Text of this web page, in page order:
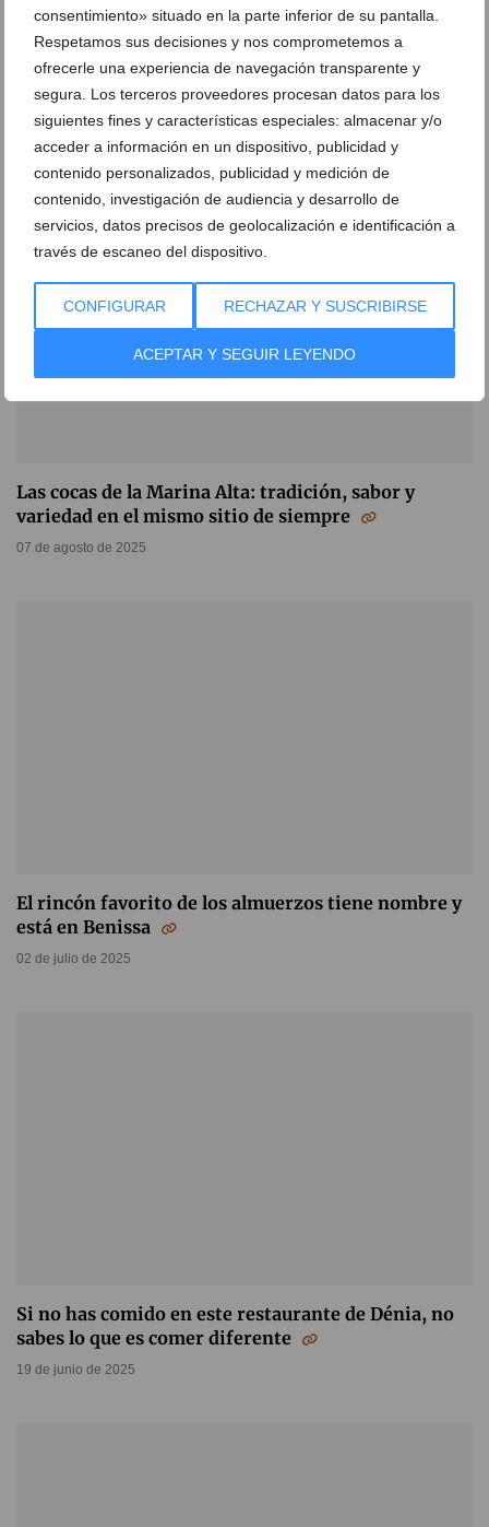
consentimiento» situado en la parte inferior de su pantalla.
Respetamos sus decisiones y nos comprometemos a
ofrecerle una experiencia de navegación transparente y
segura. Los terceros proveedores procesan datos para los
siguientes fines y características especiales: almacenar y/o
acceder a información en un dispositivo, publicidad y
contenido personalizados, publicidad y medición de
contenido, investigación de audiencia y desarrollo de
servicios, datos precisos de geolocalización e identificación a
través de escaneo del dispositivo.
CONFIGURAR RECHAZAR Y SUSCRIBIRSE
ACEPTAR Y SEGUIR LEYENDO
¡Ya tienes plan para el 31 de Octubre y los días 1 y 2
de noviembre! El Bancalet celebra el Oktober Fest
en Xàbia
Las cocas de la Marina Alta: tradición, sabor y
variedad en el mismo sitio de siempre
07 de agosto de 2025
El rincón favorito de los almuerzos tiene nombre y
está en Benissa
02 de julio de 2025
Si no has comido en este restaurante de Dénia, no
sabes lo que es comer diferente
19 de junio de 2025